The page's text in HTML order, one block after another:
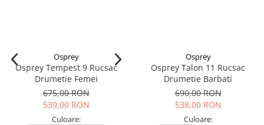
Osprey
Osprey Tempest 9 Rucsac
Drumetie Femei
675,00 RON
539,00 RON
Culoare:
Osprey
Osprey Talon 11 Rucsac
Drumetie Barbati
690,00 RON
538,00 RON
Culoare: